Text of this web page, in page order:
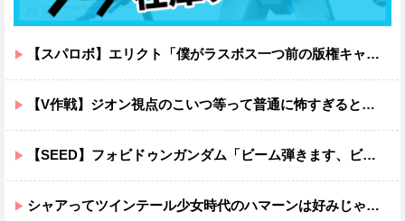
【スパロボ】エリクト「僕がラスボス一つ前の版権キャラ最後の敵ってちょっと荷が重すぎない？」
【V作戦】ジオン視点のこいつ等って普通に怖すぎると思う…
【SEED】フォビドゥンガンダム「ビーム弾きます、ビーム曲げられます、空飛びます」←二世代目でこれ出来るのおかしいだろ
シャアってツインテール少女時代のハマーンは好みじゃなかったの？